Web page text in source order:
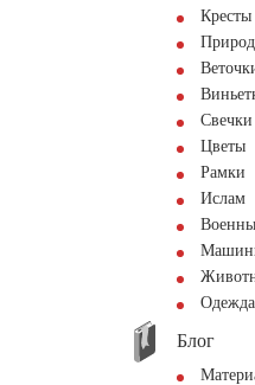
Кресты
Свечки
Цветы
Рамки
Ислам
Одежда
Блог